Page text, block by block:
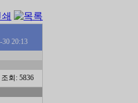
30 20:13
조회: 5836